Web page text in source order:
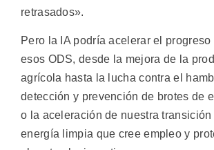
retrasados».
Pero la IA podría acelerar el progreso
esos ODS, desde la mejora de la
agrícola hasta la lucha contra el
detección y prevención de brotes de
o la aceleración de nuestra transición
energía limpia que cree empleo y